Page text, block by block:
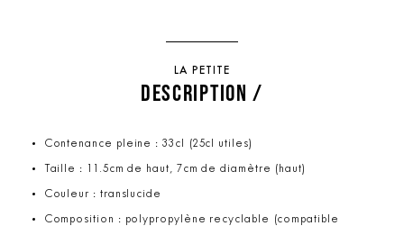
LA PETITE
DESCRIPTION /
Contenance pleine : 33cl (25cl utiles)
Taille : 11.5cm de haut, 7cm de diamètre (haut)
Couleur : translucide
Composition : polypropylène recyclable (compatible